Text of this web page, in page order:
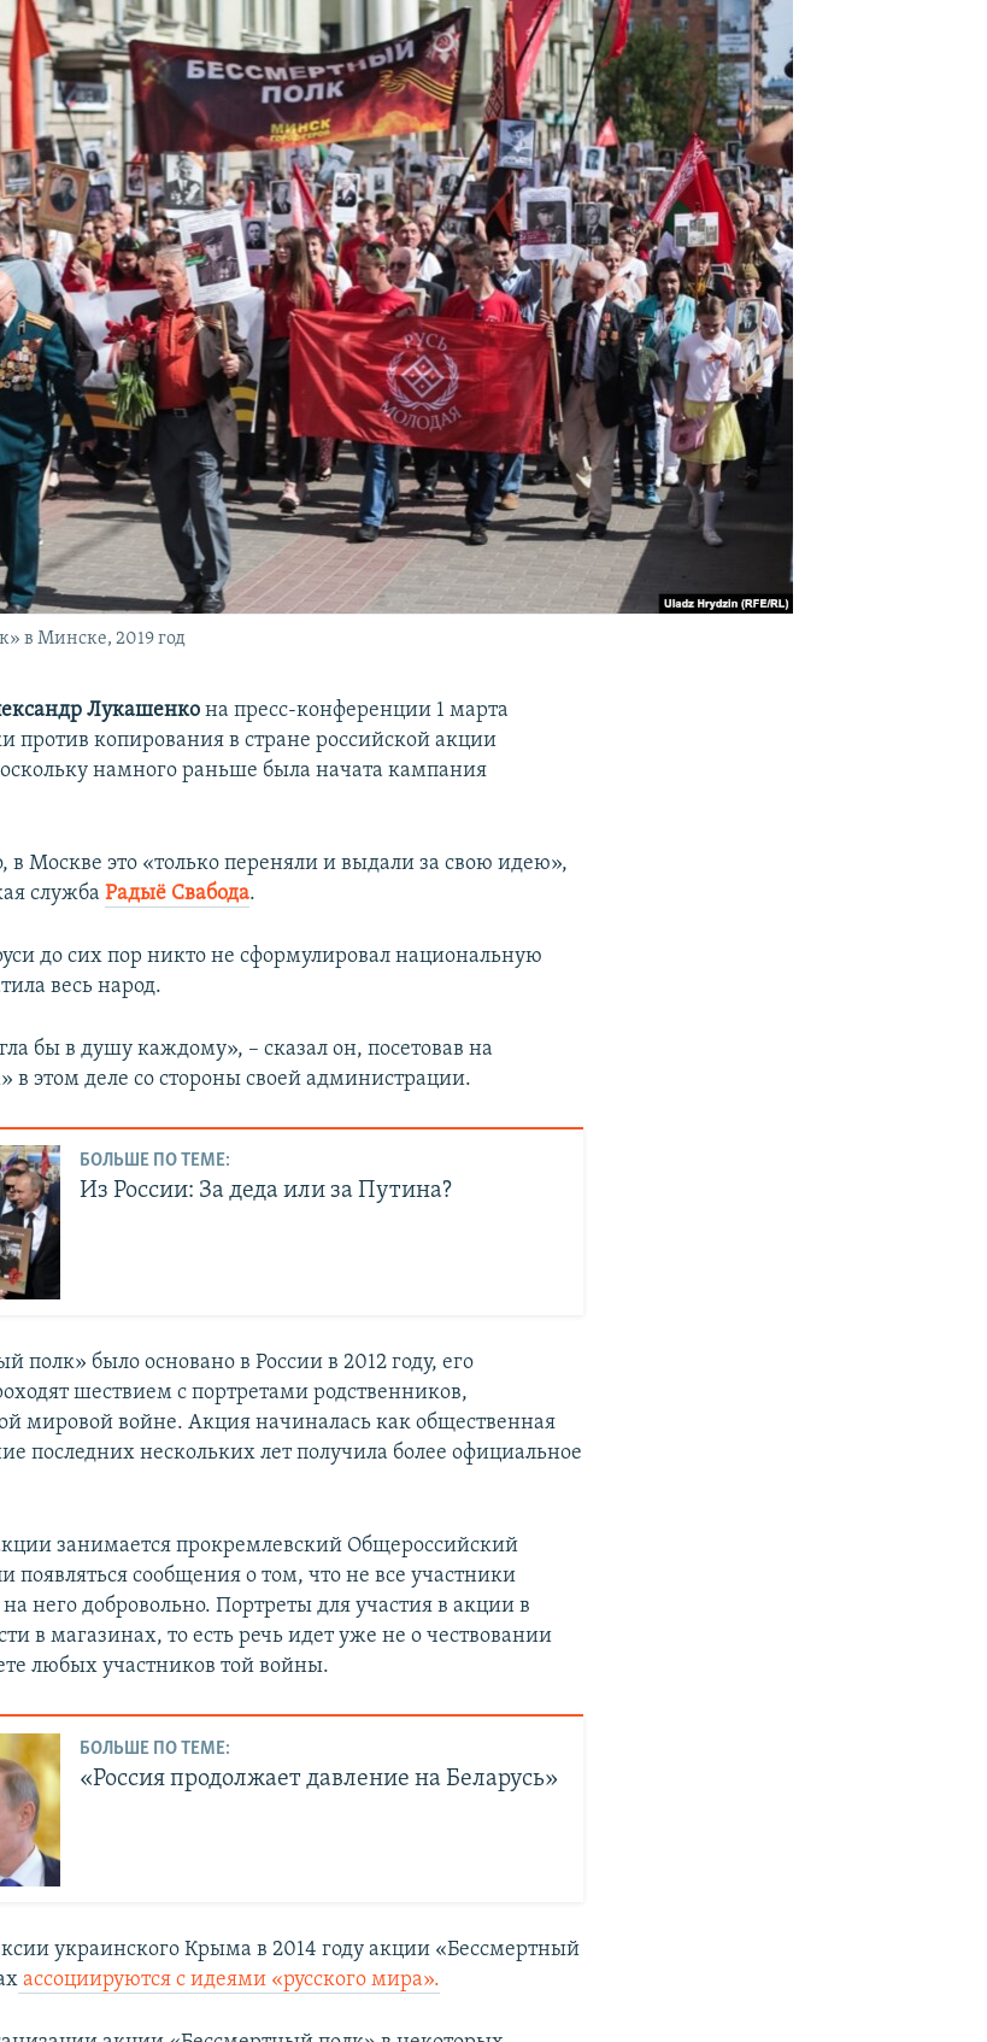
в Минске, 2019 год
Лукашенко на пресс-конференции 1 марта
против копирования в стране российской акции
намного раньше была начата кампания
Москве это «только переняли и выдали за свою идею»,
службаРадыё Свабода.
до сих пор никто не сформулировал национальную
весь народ.
бы в душу каждому», – сказал он, посетовав на
этом деле со стороны своей администрации.
БОЛЬШЕ ПО ТЕМЕ:
Из России: За деда или за Путина?
полк» было основано в России в 2012 году, его
шествием с портретами родственников,
мировой войне. Акция начиналась как общественная
последних нескольких лет получила более официальное
занимается прокремлевский Общероссийский
появляться сообщения о том, что не все участники
него добровольно. Портреты для участия в акции в
в магазинах, то есть речь идет уже не о чествовании
любых участников той войны.
БОЛЬШЕ ПО ТЕМЕ:
«Россия продолжает давление на Беларусь»
украинского Крыма в 2014 году акции «Бессмертный
ассоциируются с идеями «русского мира».